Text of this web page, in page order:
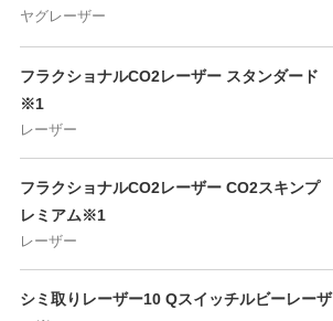
ヤグレーザー
フラクショナルCO2レーザー スタンダード
※1
レーザー
フラクショナルCO2レーザー CO2スキンプ
レミアム※1
レーザー
シミ取りレーザー10 Qスイッチルビーレーザ